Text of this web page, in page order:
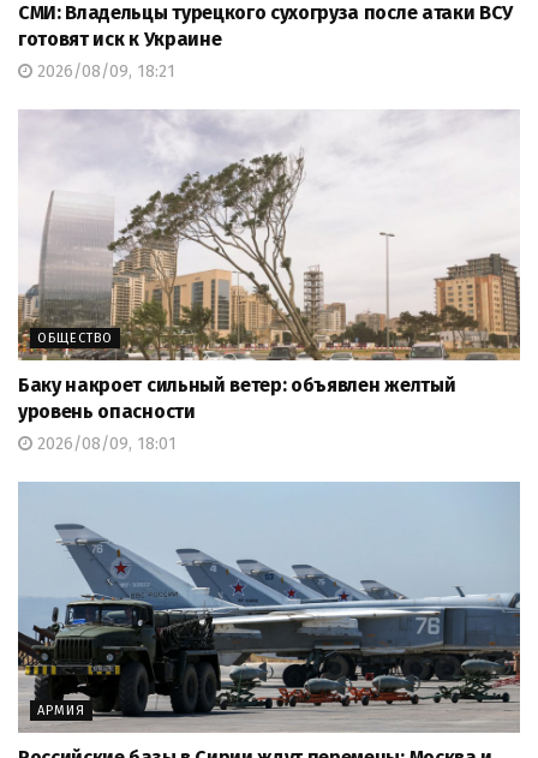
СМИ: Владельцы турецкого сухогруза после атаки ВСУ
готовят иск к Украине
2026/08/09, 18:21
ОБЩЕСТВО
Баку накроет сильный ветер: объявлен желтый
уровень опасности
2026/08/09, 18:01
АРМИЯ